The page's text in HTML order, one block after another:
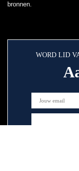
bronnen.
WORD LID